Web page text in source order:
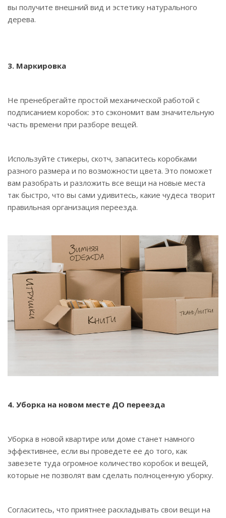
вы получите внешний вид и эстетику натурального
дерева.
3. Маркировка
Не пренебрегайте простой механической работой с
подписанием коробок: это сэкономит вам значительную
часть времени при разборе вещей.
Используйте стикеры, скотч, запаситесь коробками
разного размера и по возможности цвета. Это поможет
вам разобрать и разложить все вещи на новые места
так быстро, что вы сами удивитесь, какие чудеса творит
правильная организация переезда.
4. Уборка на новом месте ДО переезда
Уборка в новой квартире или доме станет намного
эффективнее, если вы проведете ее до того, как
завезете туда огромное количество коробок и вещей,
которые не позволят вам сделать полноценную уборку.
Согласитесь, что приятнее раскладывать свои вещи на